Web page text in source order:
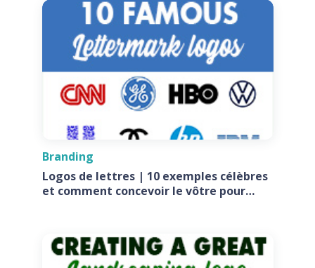
Branding
Logos de lettres | 10 exemples célèbres
et comment concevoir le vôtre pour